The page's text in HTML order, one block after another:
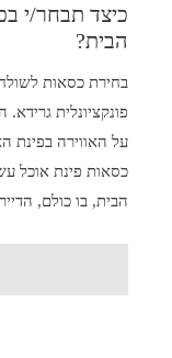
כיצד תבחר/י
הבית?
בחירת כסאות
פונקציונלית
על האווירה בפינת
כסאות פינת אוכל
הבית, בו כולם,